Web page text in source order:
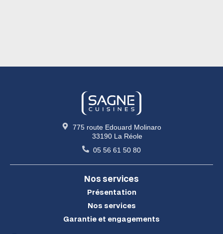
775 route Edouard Molinaro
33190 La Réole
05 56 61 50 80
Nos services
Présentation
Nos services
Garantie et engagements